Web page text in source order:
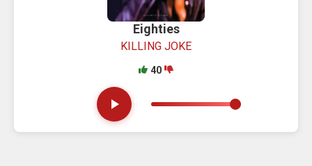
Eighties
KILLING JOKE
40